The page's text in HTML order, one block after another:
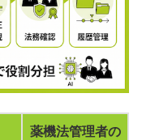
薬機法管理者の